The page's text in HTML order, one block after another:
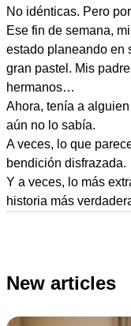
No idénticas. Pero
Ese fin de semana,
estado planeando en
gran pastel. Mis
hermanos…
Ahora, tenía a
aún no lo sabía.
A veces, lo que
bendición disfrazada.
Y a veces, lo más
historia más
New articles